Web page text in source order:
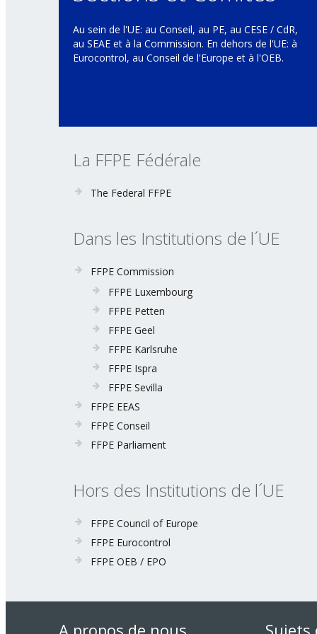
Au sein de l'UE: au Conseil, au PE, au CESE / CdR,
au SEAE et à la Commission. En dehors de l'UE: à
Eurocontrol, au Conseil de l'Europe et à l'OEB.
La FFPE Fédérale
The Federal FFPE
Dans les Institutions de l´UE
FFPE Commission
FFPE Luxembourg
FFPE Petten
FFPE Geel
FFPE Karlsruhe
FFPE Ispra
FFPE Sevilla
FFPE EEAS
FFPE Conseil
FFPE Parliament
Hors des Institutions de l´UE
FFPE Council of Europe
FFPE Eurocontrol
FFPE OEB / EPO
A propos de nous Sujets